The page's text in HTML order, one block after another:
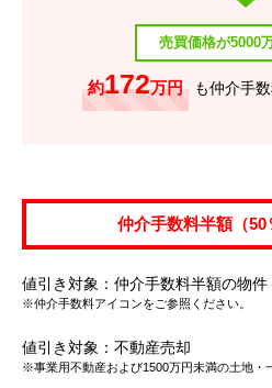
売買価格が5000
約172万円 も仲介手
仲介手数料半額（50
値引き対象：仲介手数料半額の物件
※仲介手数料アイコンをご参照ください。
値引き対象：不動産売却
※事業用不動産および1500万円未満の土地・